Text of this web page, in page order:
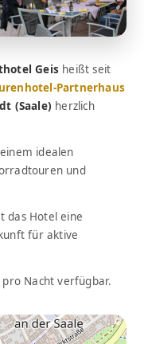
Geis heißt seit
Partnerhaus
(Saale) herzlich
idealen
und
das Hotel eine
für aktive
pro Nacht verfügbar.